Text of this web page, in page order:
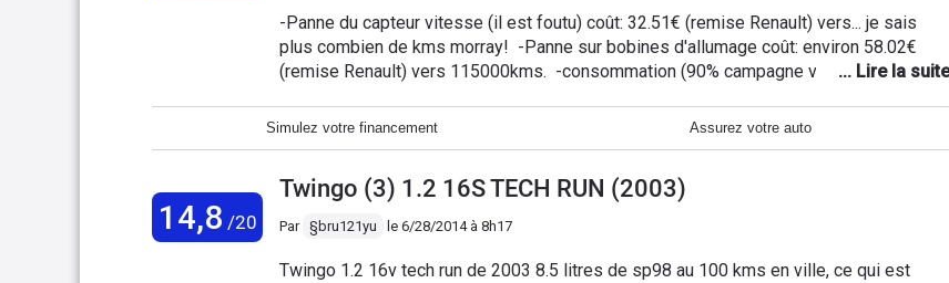
citadine pour les jeunes conducteurs.
-Panne du capteur vitesse (il est foutu) coût: 32.51€ (remise Renault) vers... je sais
plus combien de kms morray! -Panne sur bobines d'allumage coût: environ 58.02€
(remise Renault) vers 115000kms. -consommation (90% campagne vitesse limitée à
rétroviseurs réglables électriquements. -Défaut insupportable: beaucoup de bruit
dans l'habitacle. Si elle était mieux insonorisée, je dirais que c'est une voiture parfaite.
Simulez votre financement Assurez votre auto
14,8 /20
Twingo (3) 1.2 16S TECH RUN (2003)
Par §bru121yu le 6/28/2014 à 8h17
Twingo 1.2 16v tech run de 2003 8.5 litres de sp98 au 100 kms en ville, ce qui est